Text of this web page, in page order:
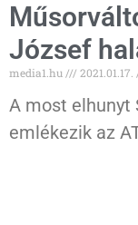
József
media1.hu 2021.01.17.
A most elhunyt
emlékezik az